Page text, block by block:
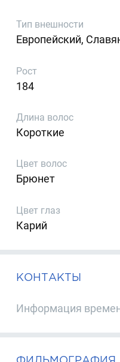
Тип внешности
Европейский,
Рост
184
Длина волос
Короткие
Цвет волос
Брюнет
Цвет глаз
Карий
КОНТАКТЫ
Информация